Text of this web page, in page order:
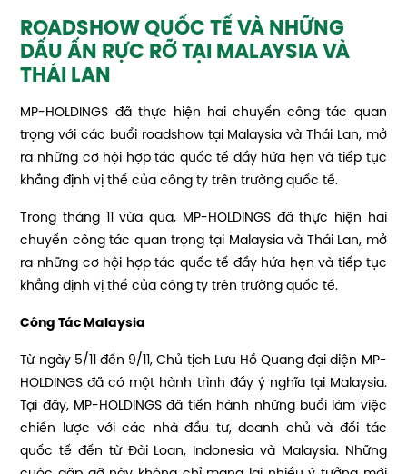
ROADSHOW QUỐC TẾ VÀ NHỮNG
DẤU ẤN RỰC RỠ TẠI MALAYSIA VÀ
THÁI LAN
MP-HOLDINGS đã thực hiện hai chuyến công tác quan
trọng với các buổi roadshow tại Malaysia và Thái Lan, mở
ra những cơ hội hợp tác quốc tế đầy hứa hẹn và tiếp tục
khẳng định vị thế của công ty trên trường quốc tế.
Trong tháng 11 vừa qua, MP-HOLDINGS đã thực hiện hai
chuyến công tác quan trọng tại Malaysia và Thái Lan, mở
ra những cơ hội hợp tác quốc tế đầy hứa hẹn và tiếp tục
khẳng định vị thế của công ty trên trường quốc tế.
Công Tác Malaysia
Từ ngày 5/11 đến 9/11, Chủ tịch Lưu Hồ Quang đại diện MP-
HOLDINGS đã có một hành trình đầy ý nghĩa tại Malaysia.
Tại đây, MP-HOLDINGS đã tiến hành những buổi làm việc
chiến lược với các nhà đầu tư, doanh chủ và đối tác
quốc tế đến từ Đài Loan, Indonesia và Malaysia. Những